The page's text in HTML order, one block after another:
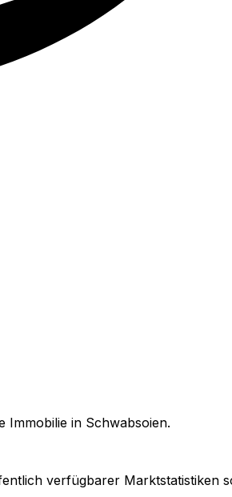
Immobilie in Schwabsoien.
verfügbarer Marktstatistiken